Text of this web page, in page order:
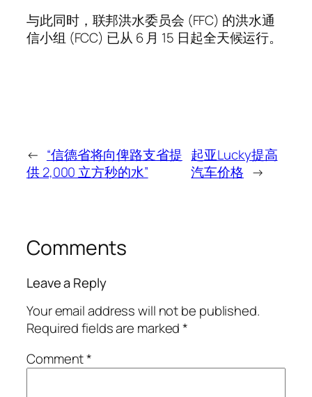
与此同时，联邦洪水委员会 (FFC) 的洪水通
信小组 (FCC) 已从 6 月 15 日起全天候运行。
← “信德省将向俾路支省提
供 2,000 立方秒的水”
起亚Lucky提高
汽车价格 →
Comments
Leave a Reply
Your email address will not be published.
Required fields are marked*
Comment*